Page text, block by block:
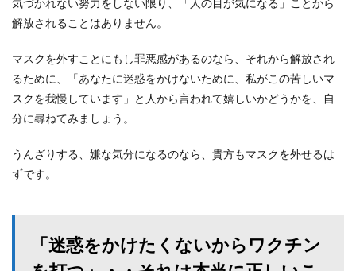
気づかれない努力をしない限り、「人の目が気になる」ことから
解放されることはありません。
マスクを外すことにもし罪悪感があるのなら、それから解放され
るために、「あなたに迷惑をかけないために、私がこの苦しいマ
スクを我慢しています」と人から言われて嬉しいかどうかを、自
分に尋ねてみましょう。
うんざりする、嫌な気分になるのなら、貴方もマスクを外せるは
ずです。
「迷惑をかけたくないからワクチン